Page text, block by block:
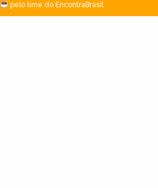
pelo time do EncontraBrasil